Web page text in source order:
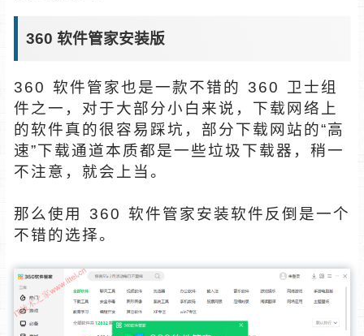
360 软件管家安装版
360 软件管家也是一款不错的 360 卫士组
件之一，对于大部分小白来说，下载网络上
的软件真的很容易踩坑，部分下载网站的“高
速”下载通道本质都是一些垃圾下载器，稍一
不注意，就会上当。
那么使用 360 软件管家安装软件反倒是一个
不错的选择。